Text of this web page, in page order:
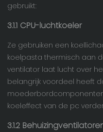
gebruikt:
3.1.1 CPU-luchtkoeler
Ze gebruiken een
koelpasta thermisch aan
ventilator laat lucht over
belangrijk voordeel heeft
koeleffect van de pc
3.1.2